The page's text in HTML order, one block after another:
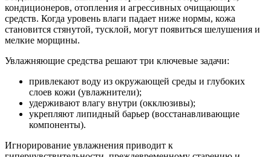
кондиционеров, отопления и агрессивных очищающих
средств. Когда уровень влаги падает ниже нормы, кожа
становится стянутой, тусклой, могут появиться шелушения и
мелкие морщины.
Увлажняющие средства решают три ключевые задачи:
привлекают воду из окружающей среды и глубоких
слоев кожи (увлажнители);
удерживают влагу внутри (окклюзивы);
укрепляют липидный барьер (восстанавливающие
компоненты).
Игнорирование увлажнения приводит к